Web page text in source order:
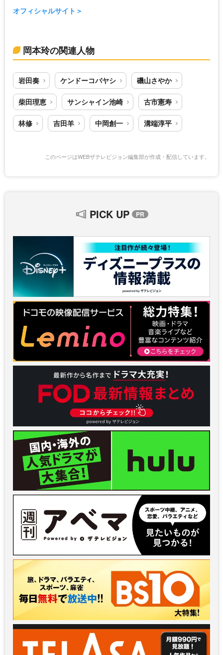
オフィシャルサイト
岡本玲の関連人物
岩田奏 ケンドーコバヤシ 磯山さやか
柴田理恵 サンシャイン池崎 古市憲寿
林修 吉田羊 中岡創一 溝端淳平
このページはWEBザテレビジョン編集部が作成・配信しています。
PICK UP